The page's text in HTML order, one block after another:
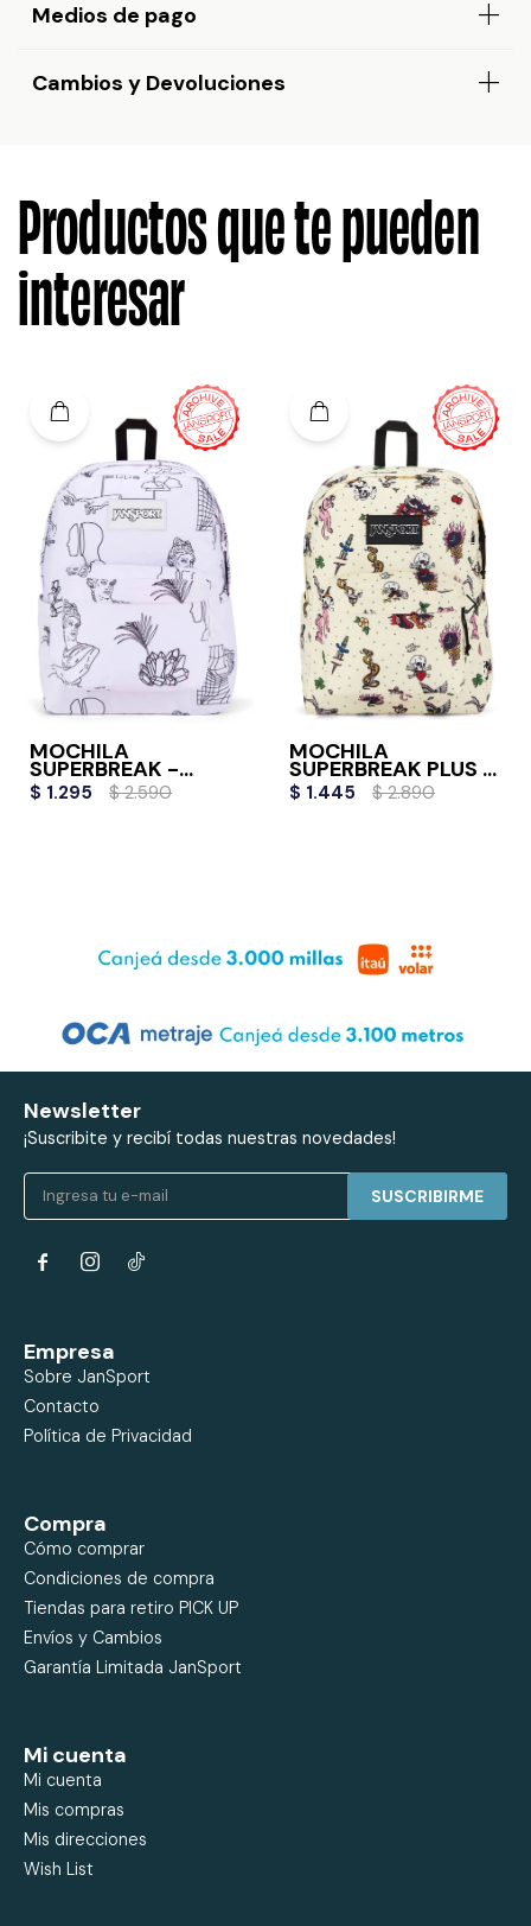
Medios de pago
Cambios y Devoluciones
Productos que te pueden
interesar
MOCHILA
SUPERBREAK -
COLOR ME
$ 1.295 $ 2.590
MOCHILA
SUPERBREAK PLUS -
TRADITIONAL
$ 1.445 $ 2.890
Newsletter
¡Suscribite y recibí todas nuestras novedades!
SUSCRIBIRME
 
Empresa
Sobre JanSport
Contacto
Política de Privacidad
Compra
Cómo comprar
Condiciones de compra
Tiendas para retiro PICK UP
Envíos y Cambios
Garantía Limitada JanSport
Mi cuenta
Mi cuenta
Mis compras
Mis direcciones
Wish List